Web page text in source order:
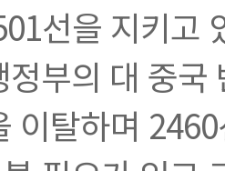
선을 지키고
부의 대 중
이탈하며